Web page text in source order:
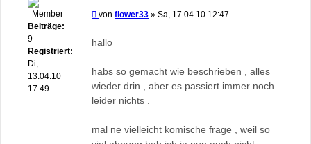
Beiträge:
9
Registriert:
Di,
13.04.10
17:49
Beitrag
von flower33 » Sa, 17.04.10 12:47
hallo
habs so gemacht wie beschrieben , alles
wieder drin , aber es passiert immer noch
leider nichts .
mal ne vielleicht komische frage , weil so